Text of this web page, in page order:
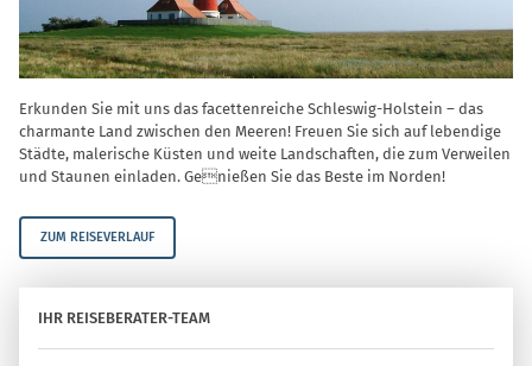
Erkunden Sie mit uns das facettenreiche Schleswig-Holstein – das
charmante Land zwischen den Meeren! Freuen Sie sich auf lebendige
Städte, malerische Küsten und weite Landschaften, die zum Verweilen
und Staunen einladen. Genießen Sie das Beste im Norden!
ZUM REISEVERLAUF
IHR REISEBERATER-TEAM